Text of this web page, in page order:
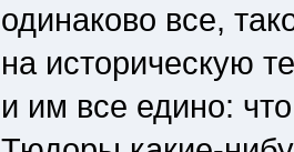
одинаково все,
на историческую
и им все едино: